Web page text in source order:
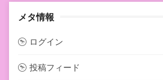
メタ情報
ログイン
投稿フィード